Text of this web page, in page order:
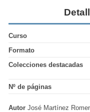
Curso
Formato
Colecciones destacadas
Nº de páginas
Autor José Martínez